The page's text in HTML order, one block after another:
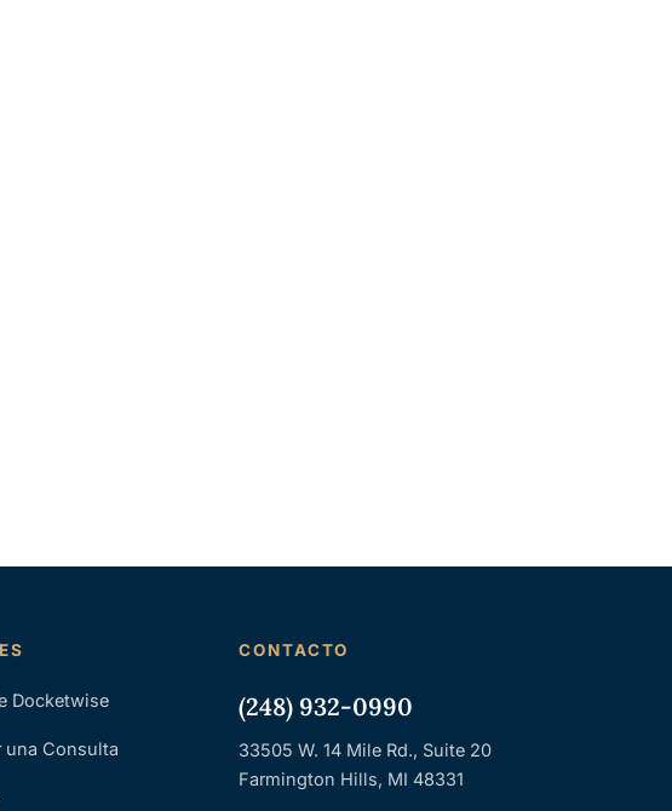
Docketwise
una Consulta
CONTACTO
(248) 932-0990
33505 W. 14 Mile Rd., Suite 20
Farmington Hills, MI 48331